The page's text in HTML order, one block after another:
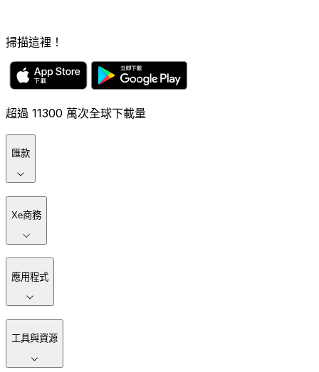
掃描這裡！
超過 11300 萬次全球下載量
匯款
Xe商務
應用程式
工具與資源